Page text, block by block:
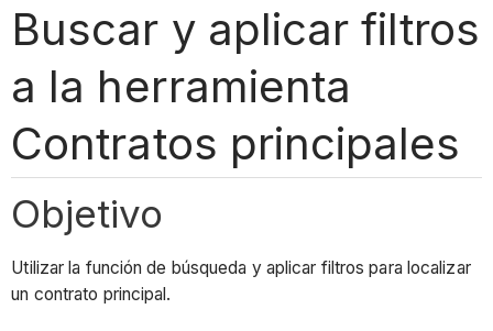
Buscar y aplicar filtros
a la herramienta
Contratos principales
Objetivo
Utilizar la función de búsqueda y aplicar filtros para localizar
un contrato principal.